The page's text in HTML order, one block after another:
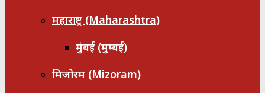
महाराष्ट्र (Maharashtra)
मुंबई (मुम्बई)
मिजोरम (Mizoram)